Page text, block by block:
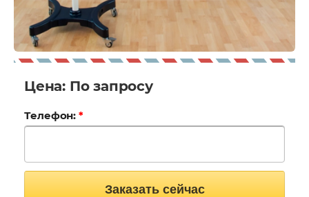
Цена: По запросу
Телефон:*
Заказать сейчас